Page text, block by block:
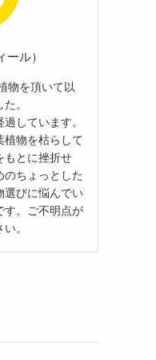
ル）
物を頂いて以
。
しています。
植物を枯らして
もとに挫折せ
のちょっとした
選びに悩んでい
す。ご不明点が
。